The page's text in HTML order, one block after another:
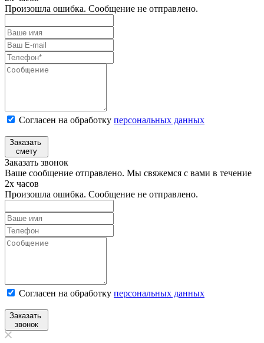
Произошла ошибка. Сообщение не отправлено.
Согласен на обработку персональных данных
Заказать
смету
Заказать звонок
Ваше сообщение отправлено. Мы свяжемся с вами в течение
2х часов
Произошла ошибка. Сообщение не отправлено.
Согласен на обработку персональныx данных
Заказать
звонок